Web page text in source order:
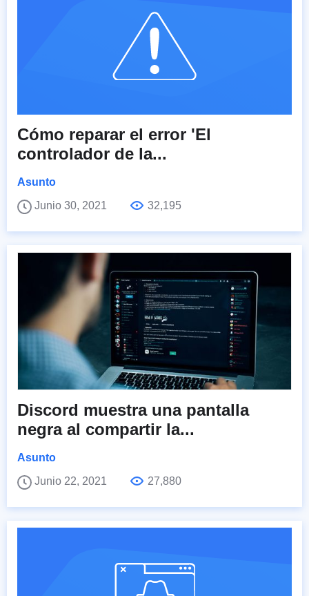
Cómo reparar el error 'El
controlador de la...
Asunto
Junio 30, 2021
32,195
Discord muestra una pantalla
negra al compartir la...
Asunto
Junio 22, 2021
27,880